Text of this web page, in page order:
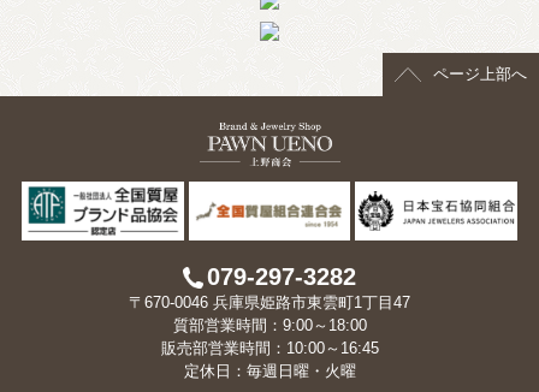
ページ上部へ
079-297-3282
〒670-0046 兵庫県姫路市東雲町1丁目47
質部営業時間：9:00～18:00
販売部営業時間：10:00～16:45
定休日：毎週日曜・火曜